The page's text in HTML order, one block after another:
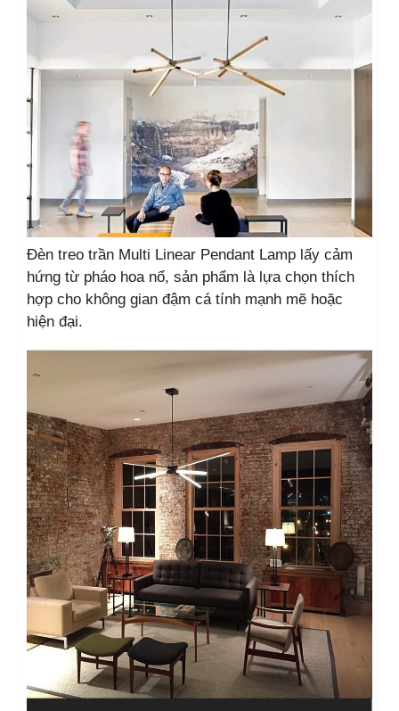
Đèn treo trần Multi Linear Pendant Lamp lấy cảm
hứng từ pháo hoa nổ, sản phẩm là lựa chọn thích
hợp cho không gian đậm cá tính mạnh mẽ hoặc
hiện đại.